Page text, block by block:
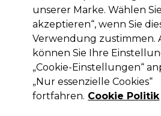
Lômé Paris
Lômé Paris
100ml
(89)
9,15 € ohne MwSt.
(PROFI-PREIS)
10,89 € inkl. MwSt.)| 9.15 € pro
unserer Marke. Wählen
akzeptieren“, wenn Sie
Verwendung zustimmen.
können Sie Ihre
„Cookie-Einstellungen“
„Nur essenzielle Cookies“
fortfahren. Cookie Politik